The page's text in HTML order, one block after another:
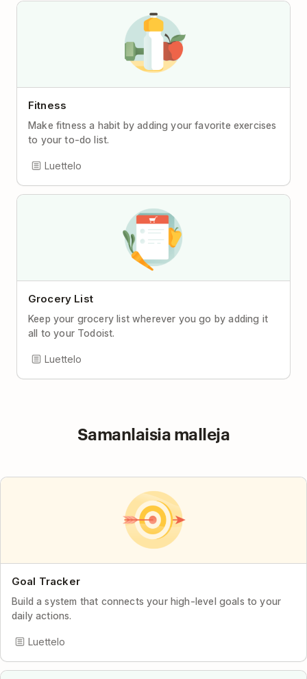
Fitness
Make fitness a habit by adding your favorite exercises
to your to-do list.
Luettelo
Grocery List
Keep your grocery list wherever you go by adding it
all to your Todoist.
Luettelo
Samanlaisia malleja
Goal Tracker
Build a system that connects your high-level goals to your
daily actions.
Luettelo